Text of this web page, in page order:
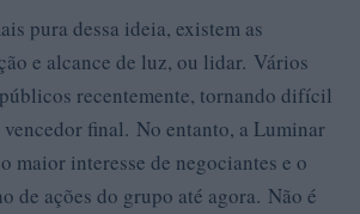
pura dessa ideia, existem as
e alcance de luz, ou lidar. Vários
recentemente, tornando difícil
final. No entanto, a Luminar
maior interesse de negociantes e o
de ações do grupo até agora. Não é